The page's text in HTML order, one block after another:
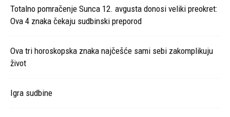
Totalno pomračenje Sunca 12. avgusta donosi veliki preokret:
Ova 4 znaka čekaju sudbinski preporod
Ova tri horoskopska znaka najčešće sami sebi zakomplikuju
život
Igra sudbine